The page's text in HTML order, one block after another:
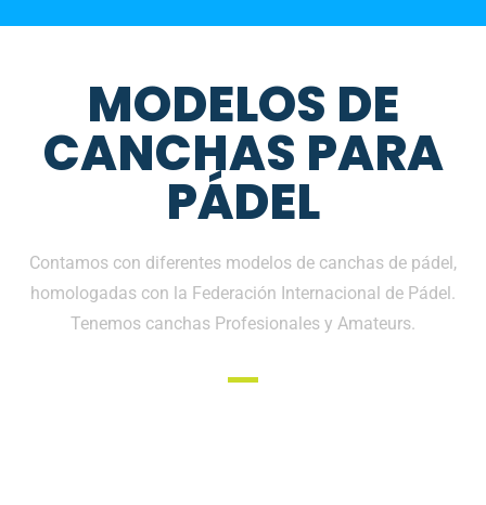
MODELOS DE
CANCHAS PARA
PÁDEL
Contamos con diferentes modelos de canchas de pádel,
homologadas con la Federación Internacional de Pádel.
Tenemos canchas Profesionales y Amateurs.